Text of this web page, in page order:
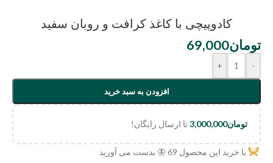
کادوپیچی با کاغذ کرافت و روبان سفید
تومان69,000
-
+
افزودن به سبد خرید
تومان3,000,000تا ارسال رایگان!
با خرید این محصول 69 🦋 بدست می آورید